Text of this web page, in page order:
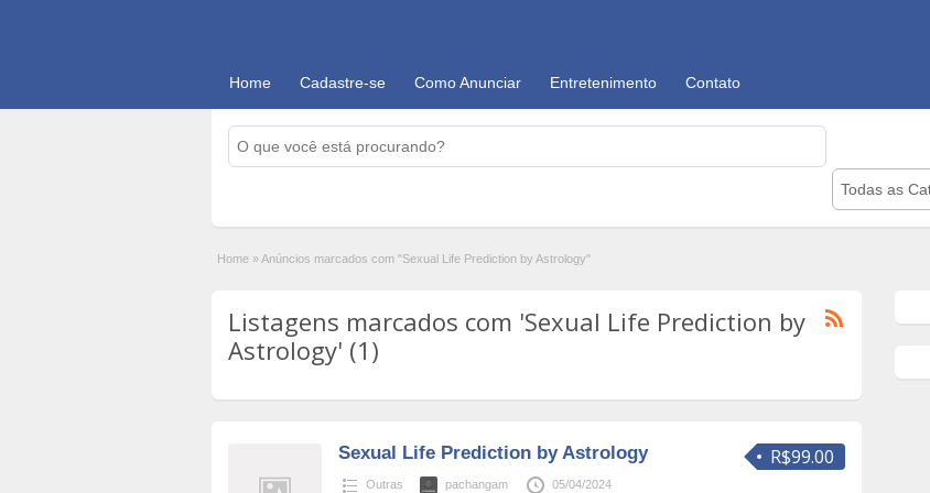
Home Cadastre-se Como Anunciar Entretenimento Contato
Todas as
Home »Anúncios marcados com "Sexual Life Prediction by Astrology"
Listagens marcados com 'Sexual Life Prediction by
Astrology' (1)
R$99.00
Sexual Life Prediction by Astrology
Outras pachangam 05/04/2024